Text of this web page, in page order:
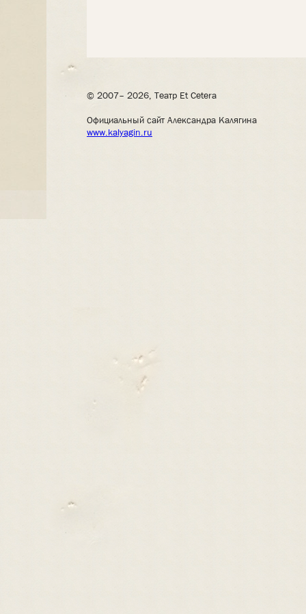
© 2007– 2026, Театр Et Cetera
Официальный сайт Александра Калягина
www.kalyagin.ru